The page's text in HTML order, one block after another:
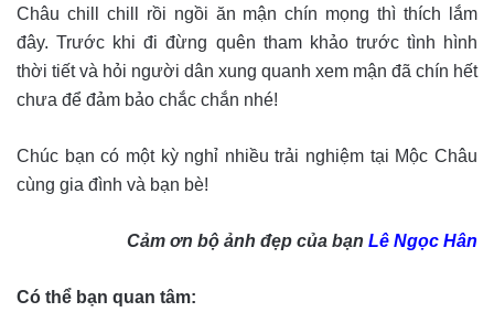
Châu chill chill rồi ngồi ăn mận chín mọng thì thích lắm
đây. Trước khi đi đừng quên tham khảo trước tình hình
thời tiết và hỏi người dân xung quanh xem mận đã chín hết
chưa để đảm bảo chắc chắn nhé!
Chúc bạn có một kỳ nghỉ nhiều trải nghiệm tại Mộc Châu
cùng gia đình và bạn bè!
Cảm ơn bộ ảnh đẹp của bạn Lê Ngọc Hân
Có thể bạn quan tâm: